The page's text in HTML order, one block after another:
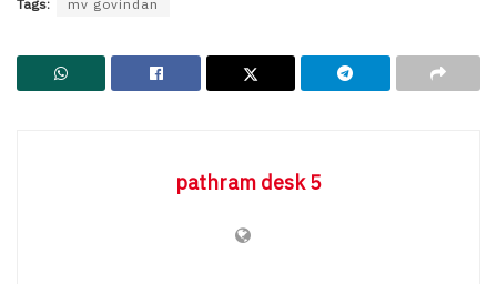
Tags: mv govindan
pathram desk 5